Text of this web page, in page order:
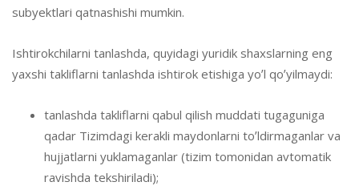
subyektlari qatnashishi mumkin.
Ishtirokchilarni tanlashda, quyidagi yuridik shaxslarning eng
yaxshi takliflarni tanlashda ishtirok etishiga yoʼl qoʼyilmaydi:
tanlashda takliflarni qabul qilish muddati tugaguniga
qadar Tizimdagi kerakli maydonlarni toʼldirmaganlar va
hujjatlarni yuklamaganlar (tizim tomonidan avtomatik
ravishda tekshiriladi);